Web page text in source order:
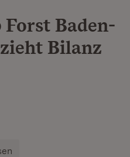
Baden-
Bilanz